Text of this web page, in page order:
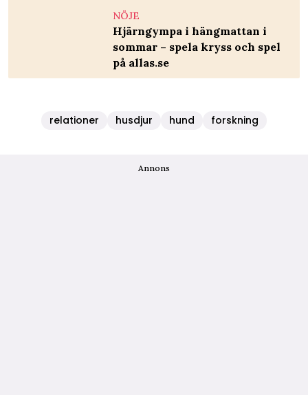
NÖJE
Hjärngympa i hängmattan i
sommar – spela kryss och spel
på allas.se
relationer husdjur hund forskning
Annons